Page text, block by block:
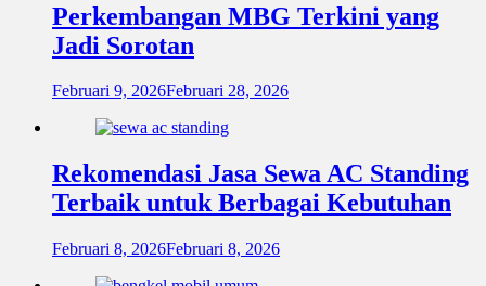
Perkembangan MBG Terkini yang
Jadi Sorotan
Februari 9, 2026Februari 28, 2026
Rekomendasi Jasa Sewa AC Standing
Terbaik untuk Berbagai Kebutuhan
Februari 8, 2026Februari 8, 2026